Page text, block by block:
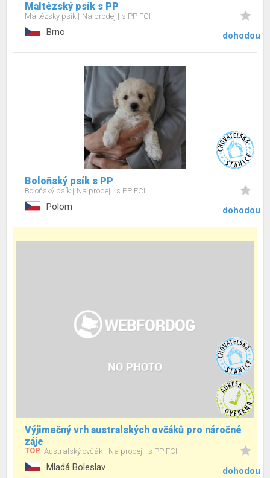
Maltézský psík s PP
Maltézský psík Na prodej s PP FCI
Brno dohodou
Boloňský psík s PP
Boloňský psík Na prodej s PP FCI
Polom dohodou
Výjimečný vrh australských ovčáků pro náročné
záje
TOP Australský ovčák Na prodej s PP FCI
Mladá Boleslav dohodou